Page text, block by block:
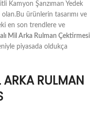
Kamyon Şanzıman Yedek
olan.Bu ürünlerin tasarımı ve
en son trendlere ve
Mil Arka Rulman Çektirmesi
piyasada oldukça
ARKA RULMAN